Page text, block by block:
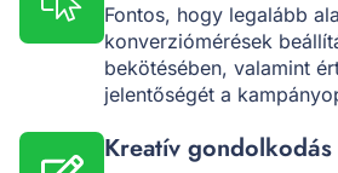
Fontos, hogy legalább
konverziómérések
bekötésében, valamint
jelentőségét a
Kreatív gondolkodás